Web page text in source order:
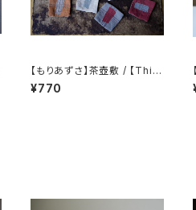
【もりあずさ】茶壺敷 / 【Thist
le】Teapot Coaster
¥770